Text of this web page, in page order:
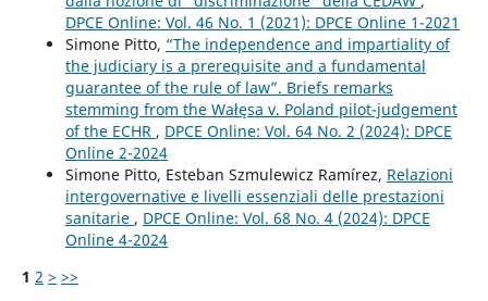
DPCE Online: Vol. 46 No. 1 (2021): DPCE Online 1-2021
Simone Pitto, “The independence and impartiality of
the judiciary is a prerequisite and a fundamental
guarantee of the rule of law”. Briefs remarks
stemming from the Wałęsa v. Poland pilot-judgement
of the ECHR , DPCE Online: Vol. 64 No. 2 (2024): DPCE
Online 2-2024
Simone Pitto, Esteban Szmulewicz Ramírez, Relazioni
intergovernative e livelli essenziali delle prestazioni
sanitarie , DPCE Online: Vol. 68 No. 4 (2024): DPCE
Online 4-2024
1 2 > >>